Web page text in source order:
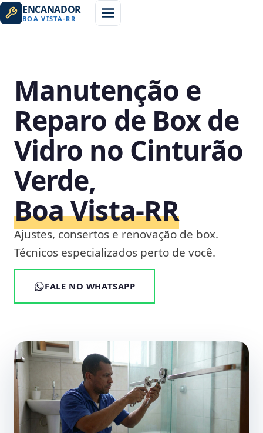
ENCANADOR
BOA VISTA-RR
Manutenção e
Reparo de Box de
Vidro no Cinturão
Verde,
Boa Vista‑RR
Ajustes, consertos e renovação de box.
Técnicos especializados perto de você.
FALE NO WHATSAPP